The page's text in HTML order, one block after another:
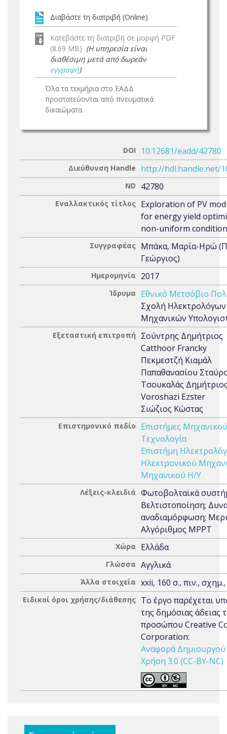
Διαβάστε τη διατριβή (Online)
Κατεβάστε τη διατριβή σε μορφή PDF
(8.69 MB) (Η υπηρεσία είναι
διαθέσιμη μετά από δωρεάν
εγγραφή)
Όλα τα τεκμήρια στο ΕΑΔΔ
προστατεύονται από πνευματικά
δικαιώματα.
DOI 10.12681/eadd/42780
Διεύθυνση Handle http://hdl.handle.net/
ND 42780
Εναλλακτικός τίτλος Exploration of PV
for energy yield
non-uniform
Συγγραφέας Μπάκα, Μαρία-Ηρώ
Γεώργιος)
Ημερομηνία 2017
Ίδρυμα
Εθνικό Μετσόβιο
Σχολή
Μηχανικών
Εξεταστική επιτροπή
Σούντρης Δημήτριος
Catthoor Francky
Πεκμεστζή Κιαμάλ
Παπαθανασίου
Τσουκαλάς
Voroshazi Ezster
Σιώζιος Κώστας
Επιστημονικό πεδίο
Επιστήμες
Τεχνολογία
Επιστήμη
Ηλεκτρονικού
Μηχανικού Η/Υ
Λέξεις-κλειδιά Φωτοβολταϊκά
Βελτιστοποίηση;
αναδιαμόρφωση;
Αλγόριθμος MPPT
Χώρα Ελλάδα
Γλώσσα Αγγλικά
Άλλα στοιχεία xxii, 160 σ., πιν.,
Ειδικοί όροι χρήσης/διάθεσης Το έργο παρέχεται
της δημόσιας άδειας
προσώπου Creative
Corporation:
Αναφορά
Χρήση 3.0 (CC-BY-NC)